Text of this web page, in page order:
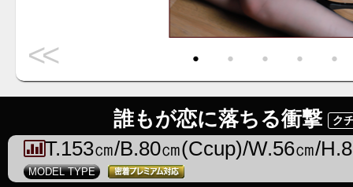
<< ・ ・ ・ ・ ・
誰もが恋に落ちる衝撃 ク
T.153㎝/B.80㎝(Ccup)/W.56㎝/
MODEL TYPE